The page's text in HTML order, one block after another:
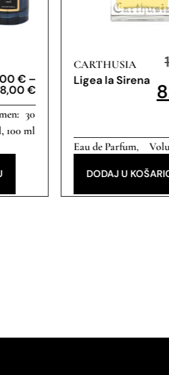
€–
€
30
100 ml
CARTHUSIA
Ligea la Sirena
Eau de Parfum,
DODAJ U